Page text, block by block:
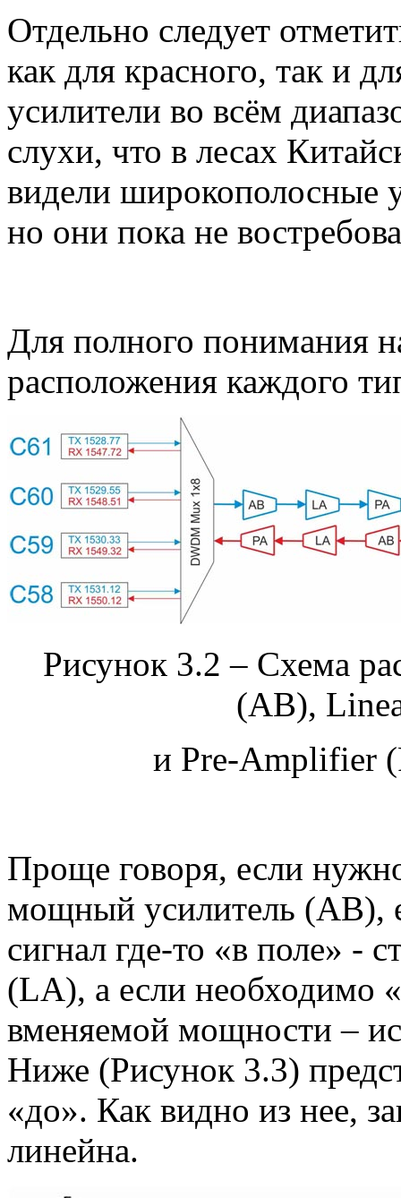
Отдельно следует
как для красного, так и
усилители во всём
слухи, что в лесах
видели широкополосные
но они пока не
Для полного понимания
расположения каждого
Рисунок 3.2 – Схема
(AB),
и Pre-Amplifier
Проще говоря, если
мощный усилитель (AB),
сигнал где-то «в поле» -
(LA), а если необходимо
вменяемой мощности –
Ниже (Рисунок 3.3)
«до». Как видно из нее,
линейна.